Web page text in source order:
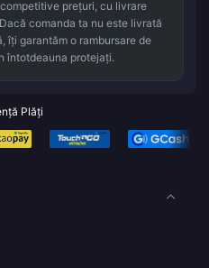
prețuri, cu livrare
comanda ta nu este livrată
îți garantăm o rambursare de
întotdeauna protejați.
Plăți